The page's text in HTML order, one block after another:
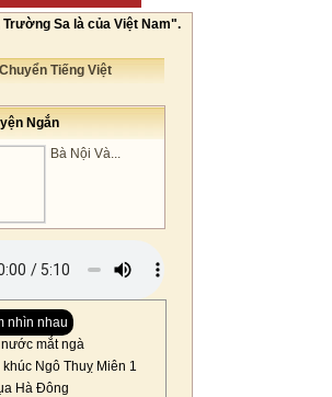
Trường Sa là của Việt Nam".
Tiếng Việt
Ngắn
Bà Nội Và...
nhìn nhau
nước mắt ngà
Ngô Thuỵ Miên 1
Hà Đông